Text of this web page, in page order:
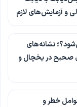
و آزمایش‌های لازم
نشانه‌های
صحیح در یخچال و
خطر و